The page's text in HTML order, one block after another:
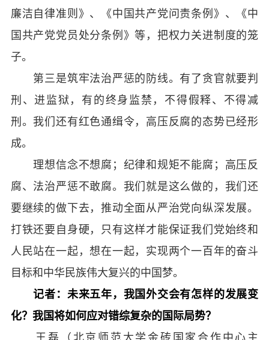
廉洁自律准则》、《中国共产党问责条例》、《中
国共产党党员处分条例》等，把权力关进制度的笼
子。
第三是筑牢法治严惩的防线。有了贪官就要判
刑、进监狱，有的终身监禁，不得假释、不得减
刑。我们还有红色通缉令，高压反腐的态势已经形
成。
理想信念不想腐；纪律和规矩不能腐；高压反
腐、法治严惩不敢腐。我们就是这么做的，我们还
要继续的做下去，推动全面从严治党向纵深发展。
打铁还要自身硬，只有这样才能保证我们党始终和
人民站在一起，想在一起，实现两个一百年的奋斗
目标和中华民族伟大复兴的中国梦。
记者：未来五年，我国外交会有怎样的发展变
化？我国将如何应对错综复杂的国际局势？
王磊（北京师范大学金砖国家合作中心主